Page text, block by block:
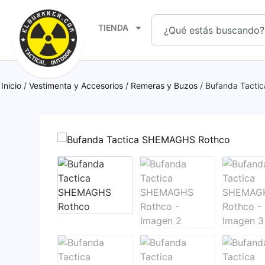
TIENDA
Inicio / Vestimenta y Accesorios / Remeras y Buzos / Bufanda